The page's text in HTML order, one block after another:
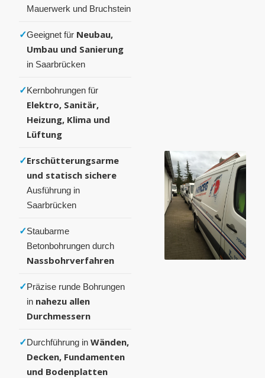
Mauerwerk und Bruchstein
✓Geeignet für Neubau,
Umbau und Sanierung
in Saarbrücken
✓Kernbohrungen für
Elektro, Sanitär,
Heizung, Klima und
Lüftung
✓Erschütterungsarme
und statisch sichere
Ausführung in
Saarbrücken
✓Staubarme
Betonbohrungen durch
Nassbohrverfahren
✓Präzise runde Bohrungen
in nahezu allen
Durchmessern
✓Durchführung in Wänden,
Decken, Fundamenten
und Bodenplatten